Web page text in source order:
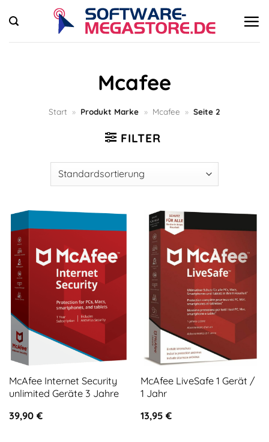
Inhalt
springen
Mcafee
Start » Produkt Marke » Mcafee » Seite 2
FILTER
McAfee Internet Security
unlimited Geräte 3 Jahre
39,90 €
McAfee LiveSafe 1 Gerät /
1 Jahr
13,95 €